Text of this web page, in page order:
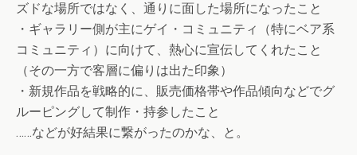
ズドな場所ではなく、通りに面した場所になったこと
・ギャラリー側が主にゲイ・コミュニティ（特にベア系
コミュニティ）に向けて、熱心に宣伝してくれたこと
（その一方で客層に偏りは出た印象）
・新規作品を戦略的に、販売価格帯や作品傾向などでグ
ルーピングして制作・持参したこと
……などが好結果に繋がったのかな、と。